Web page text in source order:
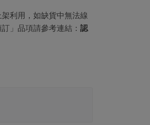
利用，如缺貨中無法線
」品項請參考連結： 認